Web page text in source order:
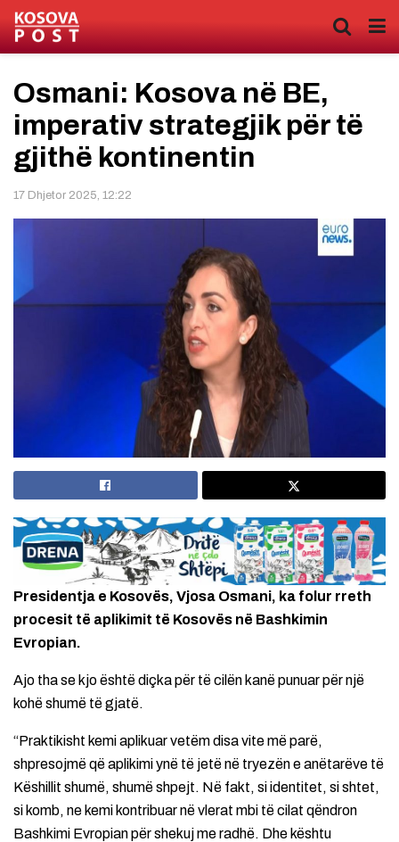
Osmani: Kosova në BE,
imperativ strategjik për të
gjithë kontinentin
17 Dhjetor 2025, 12:22
Presidentja e Kosovës, Vjosa Osmani, ka folur rreth
procesit të aplikimit të Kosovës në Bashkimin
Evropian.
Ajo tha se kjo është diçka për të cilën kanë punuar për një
kohë shumë të gjatë.
“Praktikisht kemi aplikuar vetëm disa vite më parë,
shpresojmë që aplikimi ynë të jetë në tryezën e anëtarëve të
Këshillit shumë, shumë shpejt. Në fakt, si identitet, si shtet,
si komb, ne kemi kontribuar në vlerat mbi të cilat qëndron
Bashkimi Evropian për shekuj me radhë. Dhe kështu